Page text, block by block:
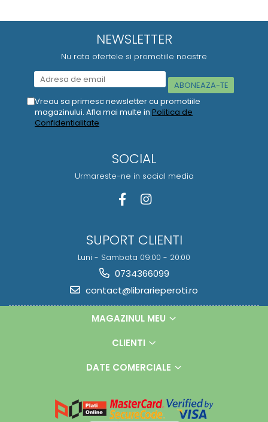
NEWSLETTER
Nu rata ofertele si promotiile noastre
Vreau sa primesc newsletter cu promotiile
magazinului. Afla mai multe in Politica de
Confidentialitate
SOCIAL
Urmareste-ne in social media
SUPORT CLIENTI
Luni - Sambata 09:00 - 20:00
0734366099
contact@librarieperoti.ro
MAGAZINUL MEU
CLIENTI
DATE COMERCIALE